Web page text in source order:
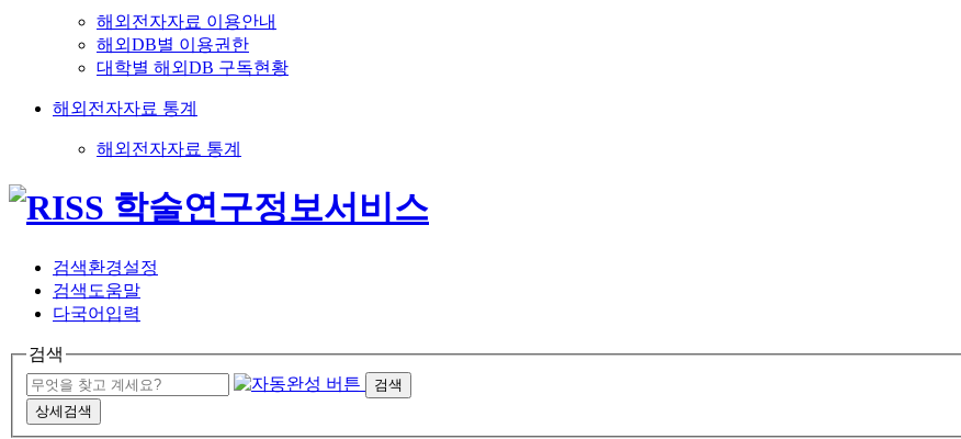
해외전자자료 이용안내
해외DB별 이용권한
대학별 해외DB 구독현황
해외전자자료 통계
해외전자자료 통계
검색환경설정
검색도움말
다국어입력
검색
검색
상세검색